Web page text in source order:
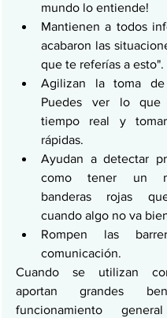
mundo lo entiende!
Mantienen a todos
acabaron las
que te referías a esto".
Agilizan la toma de
Puedes ver lo que
tiempo real y
rápidas.
Ayudan a detectar
como tener un
banderas rojas
cuando algo no va
Rompen las
comunicación.
Cuando se utilizan
aportan grandes
funcionamiento